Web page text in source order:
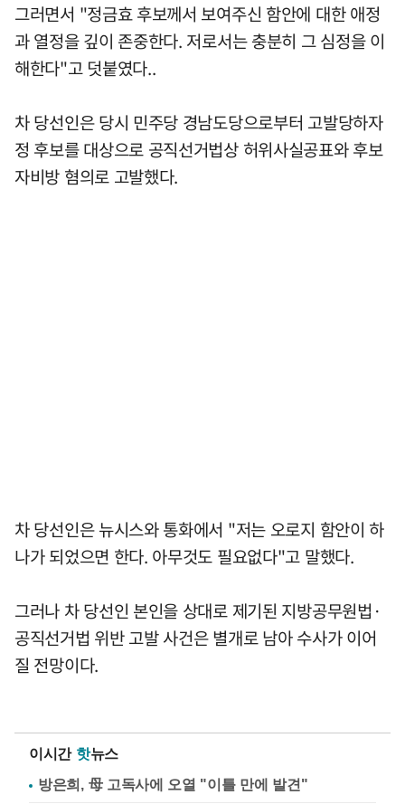
그러면서 "정금효 후보께서 보여주신 함안에 대한 애정
과 열정을 깊이 존중한다. 저로서는 충분히 그 심정을 이
해한다"고 덧붙였다..
차 당선인은 당시 민주당 경남도당으로부터 고발당하자
정 후보를 대상으로 공직선거법상 허위사실공표와 후보
자비방 혐의로 고발했다.
차 당선인은 뉴시스와 통화에서 "저는 오로지 함안이 하
나가 되었으면 한다. 아무것도 필요없다"고 말했다.
그러나 차 당선인 본인을 상대로 제기된 지방공무원법·
공직선거법 위반 고발 사건은 별개로 남아 수사가 이어
질 전망이다.
이시간 핫뉴스
방은희, 母 고독사에 오열 "이틀 만에 발견"